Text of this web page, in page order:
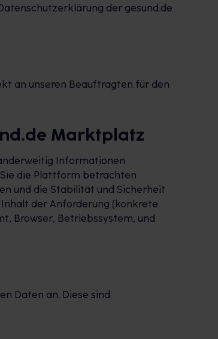
der gesund.de
an unseren Beauftragten für den
Marktplatz
Informationen
die Plattform betrachten
und die Stabilität und Sicherheit
der Anforderung (konkrete
Browser, Betriebssystem, und
Daten an. Diese sind: